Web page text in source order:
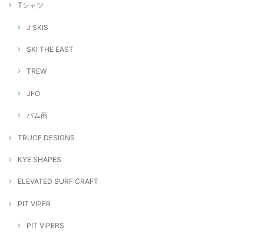
Tシャツ
J SKIS
SKI THE EAST
TREW
JFO
バム商
TRUCE DESIGNS
KYE SHAPES
ELEVATED SURF CRAFT
PIT VIPER
PIT VIPERS